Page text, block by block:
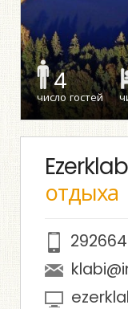
4
число гостей
отдыха